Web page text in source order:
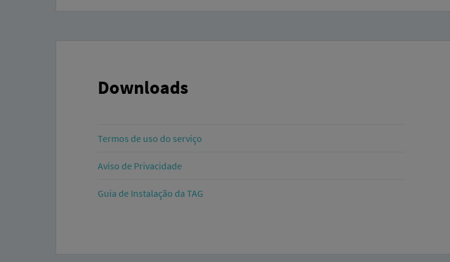
Downloads
Termos de uso do serviço
Aviso de Privacidade
Guia de Instalação da TAG